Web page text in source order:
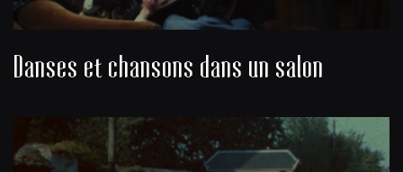
Danses et chansons dans un salon